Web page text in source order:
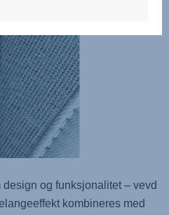
og funksjonalitet – vevd
kombineres med